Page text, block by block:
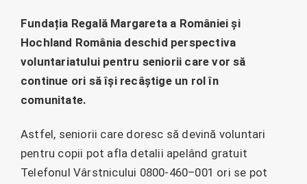
Fundația Regală Margareta a României și
Hochland România deschid perspectiva
voluntariatului pentru seniorii care vor să
continue ori să își recâștige un rol în
comunitate.
Astfel, seniorii care doresc să devină voluntari
pentru copii pot afla detalii apelând gratuit
Telefonul Vârstnicului 0800-460–001 ori se pot